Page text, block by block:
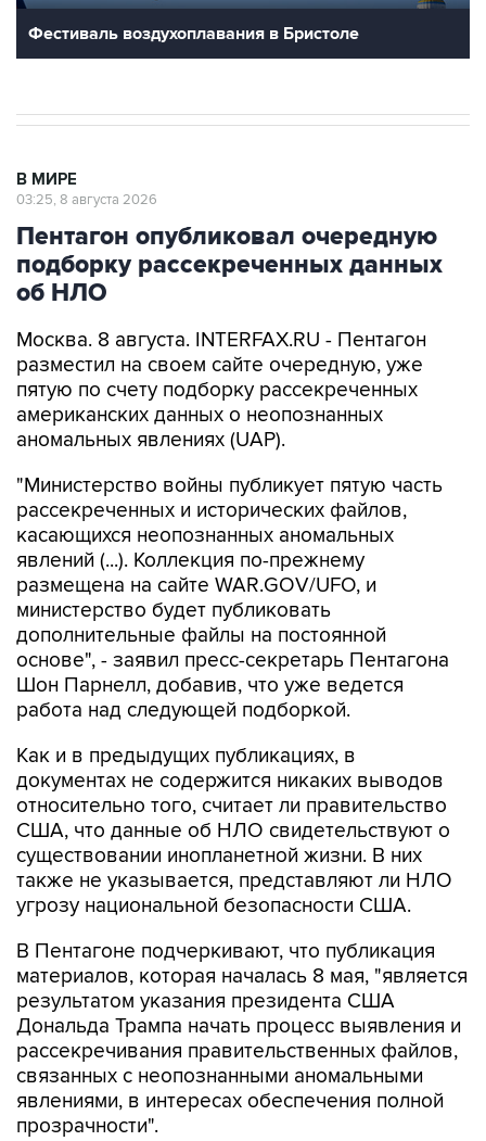
Фестиваль воздухоплавания в Бристоле
В МИРЕ
03:25, 8 августа 2026
Пентагон опубликовал очередную
подборку рассекреченных данных
об НЛО
Москва. 8 августа. INTERFAX.RU - Пентагон
разместил на своем сайте очередную, уже
пятую по счету подборку рассекреченных
американских данных о неопознанных
аномальных явлениях (UAP).
"Министерство войны публикует пятую часть
рассекреченных и исторических файлов,
касающихся неопознанных аномальных
явлений (...). Коллекция по-прежнему
размещена на сайте WAR.GOV/UFO, и
министерство будет публиковать
дополнительные файлы на постоянной
основе", - заявил пресс-секретарь Пентагона
Шон Парнелл, добавив, что уже ведется
работа над следующей подборкой.
Как и в предыдущих публикациях, в
документах не содержится никаких выводов
относительно того, считает ли правительство
США, что данные об НЛО свидетельствуют о
существовании инопланетной жизни. В них
также не указывается, представляют ли НЛО
угрозу национальной безопасности США.
В Пентагоне подчеркивают, что публикация
материалов, которая началась 8 мая, "является
результатом указания президента США
Дональда Трампа начать процесс выявления и
рассекречивания правительственных файлов,
связанных с неопознанными аномальными
явлениями, в интересах обеспечения полной
прозрачности".